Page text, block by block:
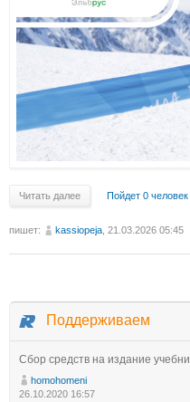
Читать далее Пойдет 0 человек
пишет: kassiopeja , 21.03.2026 05:45
Поддерживаем
Сбор средств на издание
homohomeni
26.10.2020 16:57